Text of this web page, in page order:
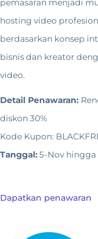
pemasaran menjadi
hosting video
berdasarkan konsep
bisnis dan kreator
video.
Detail Penawaran:
diskon 30%
Kode Kupon:
Tanggal: 5-Nov hingga
Dapatkan penawaran